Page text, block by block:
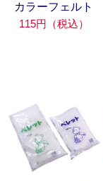
カラーフェルト
115円（税込）